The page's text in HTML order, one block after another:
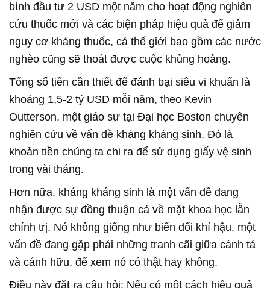
bình đầu tư 2 USD một năm cho hoạt động nghiên
cứu thuốc mới và các biện pháp hiệu quả để giảm
nguy cơ kháng thuốc, cả thế giới bao gồm các nước
nghèo cũng sẽ thoát được cuộc khủng hoảng.
Tổng số tiền cần thiết để đánh bại siêu vi khuẩn là
khoảng 1,5-2 tỷ USD mỗi năm, theo Kevin
Outterson, một giáo sư tại Đại học Boston chuyên
nghiên cứu về vấn đề kháng kháng sinh. Đó là
khoản tiền chúng ta chi ra để sử dụng giấy vệ sinh
trong vài tháng.
Hơn nữa, kháng kháng sinh là một vấn đề đang
nhận được sự đồng thuận cả về mặt khoa học lẫn
chính trị. Nó không giống như biến đổi khí hậu, một
vấn đề đang gặp phải những tranh cãi giữa cánh tả
và cánh hữu, để xem nó có thật hay không.
Điều này đặt ra câu hỏi: Nếu có một cách hiệu quả